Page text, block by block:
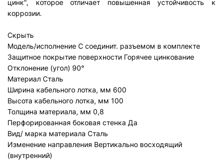
цинк", которое отличает повышенная устойчивость к
коррозии.
Скрыть
Модель/исполнение С соединит. разъемом в комплекте
Защитное покрытие поверхности Горячее цинкование
Отклонение (угол) 90°
Материал Сталь
Ширина кабельного лотка, мм 600
Высота кабельного лотка, мм 100
Толщина материала, мм 0,8
Перфорированная боковая стенка Да
Вид/ марка материала Сталь
Изменение направления Вертикально восходящий
(внутренний)